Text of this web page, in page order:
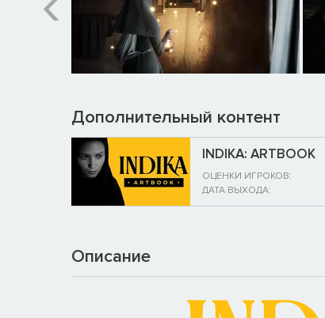
Дополнительный контент
INDIKA: ARTBOOK
ОЦЕНКИ ИГРОКОВ:
ДАТА ВЫХОДА:
Описание